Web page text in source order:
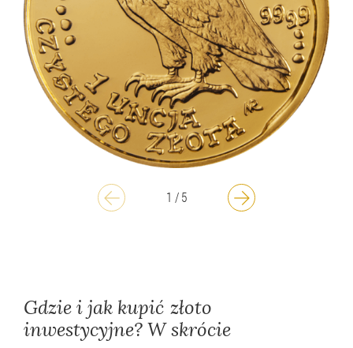
1 /5
Gdzie i jak kupić złoto
inwestycyjne? W skrócie